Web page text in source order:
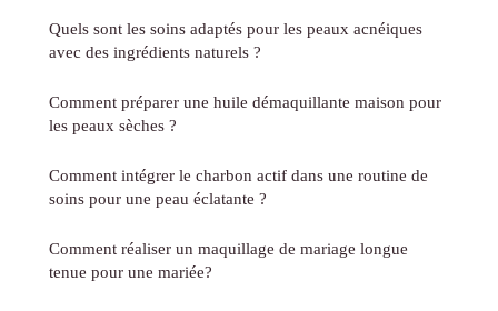
Quels sont les soins adaptés pour les peaux acnéiques
avec des ingrédients naturels ?
Comment préparer une huile démaquillante maison pour
les peaux sèches ?
Comment intégrer le charbon actif dans une routine de
soins pour une peau éclatante ?
Comment réaliser un maquillage de mariage longue
tenue pour une mariée?